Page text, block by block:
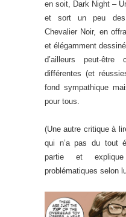
en soit, Dark Night –
et sort un peu des
Chevalier Noir, en
et élégamment
d’ailleurs peut-
différentes (et
fond sympathique
pour tous.
(Une autre critique à
qui n’a pas du tout
partie et
problématiques selon